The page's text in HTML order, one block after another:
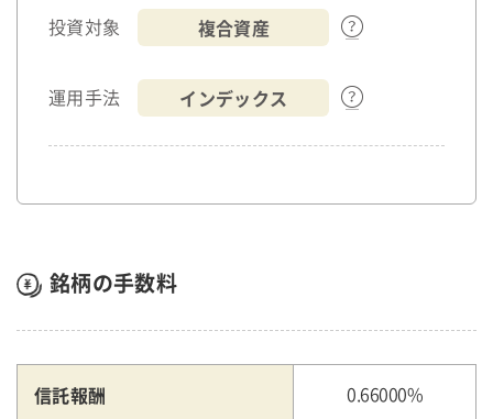
投資対象 複合資産
運用手法 インデックス
銘柄の手数料
信託報酬 0.66000%